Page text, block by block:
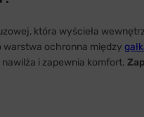
która wyścieła
warstwa ochronna między
i zapewnia komfort.